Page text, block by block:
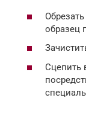
образец
Сцепить